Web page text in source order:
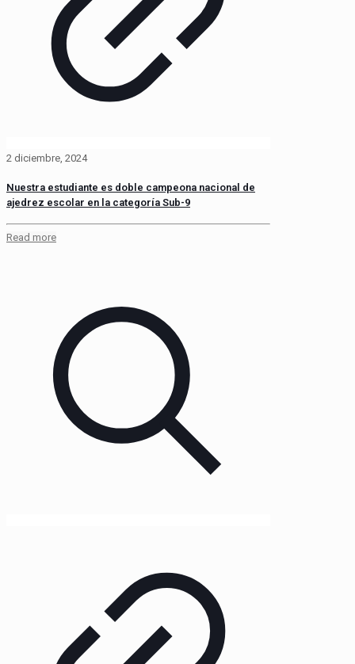
2 diciembre, 2024
Nuestra estudiante es doble campeona nacional de
ajedrez escolar en la categoría Sub-9
Read more